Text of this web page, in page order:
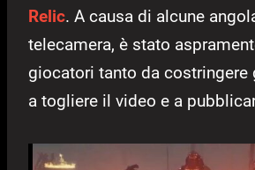
Relic. A causa di alcune
telecamera, è stato
giocatori tanto da costringere
a togliere il video e a